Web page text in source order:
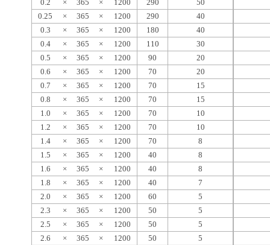
0.2
× 365 × 1200 290
50
0.25
× 365 × 1200 290
40
0.3
× 365 × 1200 180
40
0.4
× 365 × 1200 110
30
0.5
× 365 × 1200 90
20
0.6
× 365 × 1200 70
20
0.7
× 365 × 1200 70
15
0.8
× 365 × 1200 70
15
1.0
× 365 × 1200 70
10
1.2
× 365 × 1200 70
10
1.4
× 365 × 1200 70
8
1.5
× 365 × 1200 40
8
1.6
× 365 × 1200 40
8
1.8
× 365 × 1200 40
7
2.0
× 365 × 1200 60
5
2.3
× 365 × 1200 50
5
2.5
× 365 × 1200 50
5
2.6
× 365 × 1200 50
5